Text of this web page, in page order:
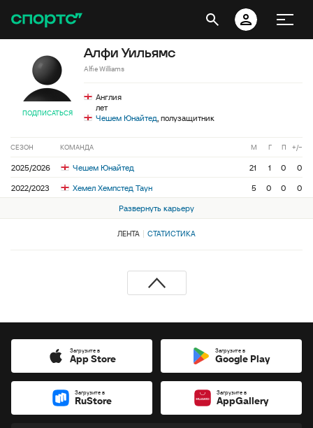
ПОДПИСАТЬСЯ
Алфи Уильямс
Alfie Williams
Англия
лет
Чешем Юнайтед, полузащитник
СЕЗОН КОМАНДА М Г П +/−
2025/2026 Чешем Юнайтед 21 1 0
0
2022/2023
Хемел Хемпстед Таун 5 0 0
0
Развернуть карьеру
ЛЕНТА СТАТИСТИКА
Загрузите в
App Store
Загрузите в
Google Play
Загрузите в
RuStore
Загрузите в
AppGallery